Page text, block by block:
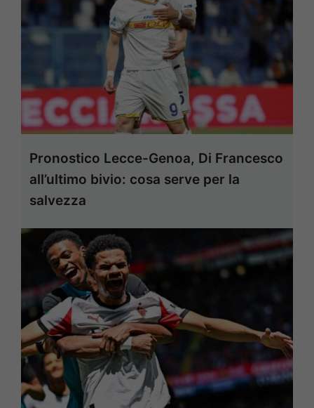
Pronostico Lecce-Genoa, Di Francesco
all’ultimo bivio: cosa serve per la
salvezza